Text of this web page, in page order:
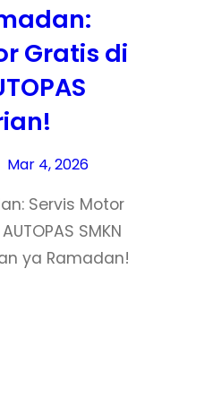
Gratis di
Mar 4, 2026
Servis Motor
SMKN
ya Ramadan!